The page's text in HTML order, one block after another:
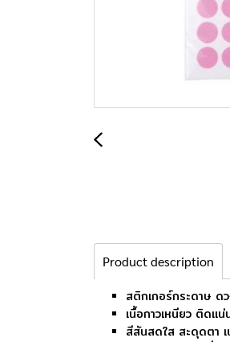
Product description
สติกเกอร์กระดาษ ด
เนื้อกาวเหนียว ติดแ
สีสันสดใส สะดุดตา